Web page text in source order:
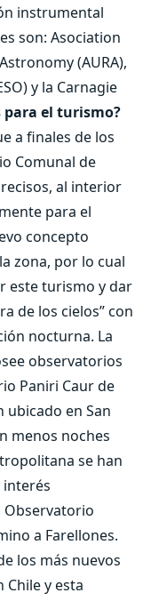
instrumental
son: Asociation
(AURA),
y la Carnagie
para el turismo?
a finales de los
Comunal de
al interior
para el
concepto
zona, por lo cual
este turismo y dar
de los cielos” con
nocturna. La
observatorios
Paniri Caur de
ubicado en San
menos noches
se han
a Farellones.
los más nuevos
y esta